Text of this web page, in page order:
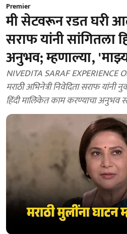
Premier
मी सेटवरून रडत घरी
सराफ यांनी सांगितला
अनुभव; म्हणाल्या,
NIVEDITA SARAF EXPERIENCE
मराठी अभिनेत्री निवेदिता सराफ
हिंदी मालिकेत काम करण्याचा अनुभव